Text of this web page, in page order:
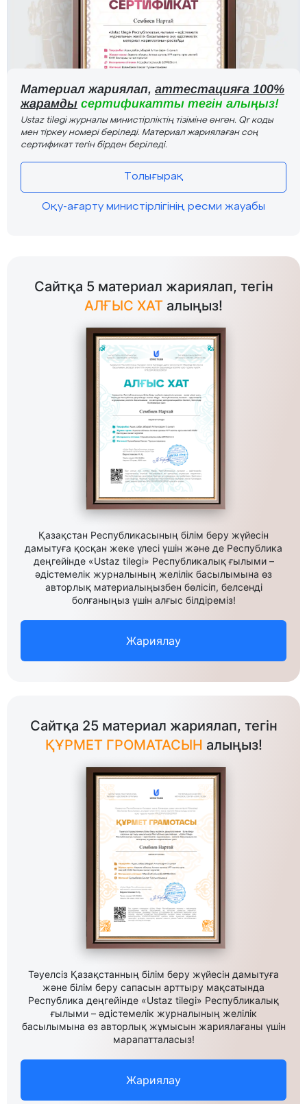
Материал жариялап, аттестацияға 100%
жарамды сертификатты тегін алыңыз!
Ustaz tilegi журналы министірліктің тізіміне енген. Qr коды
мен тіркеу номері беріледі. Материал жариялаған соң
сертификат тегін бірден беріледі.
Толығырақ
Оқу-ағарту министірлігінің ресми жауабы
Сайтқа 5 материал жариялап, тегін
АЛҒЫС ХАТ алыңыз!
Қазақстан Республикасының білім беру жүйесін
дамытуға қосқан жеке үлесі үшін және де Республика
деңгейінде «Ustaz tilegi» Республикалық ғылыми –
әдістемелік журналының желілік басылымына өз
авторлық материалыңызбен бөлісіп, белсенді
болғаныңыз үшін алғыс білдіреміз!
Жариялау
Сайтқа 25 материал жариялап, тегін
ҚҰРМЕТ ГРОМАТАСЫН алыңыз!
Тәуелсіз Қазақстанның білім беру жүйесін дамытуға
және білім беру сапасын арттыру мақсатында
Республика деңгейінде «Ustaz tilegi» Республикалық
ғылыми – әдістемелік журналының желілік
басылымына өз авторлық жұмысын жариялағаны үшін
марапатталасыз!
Жариялау